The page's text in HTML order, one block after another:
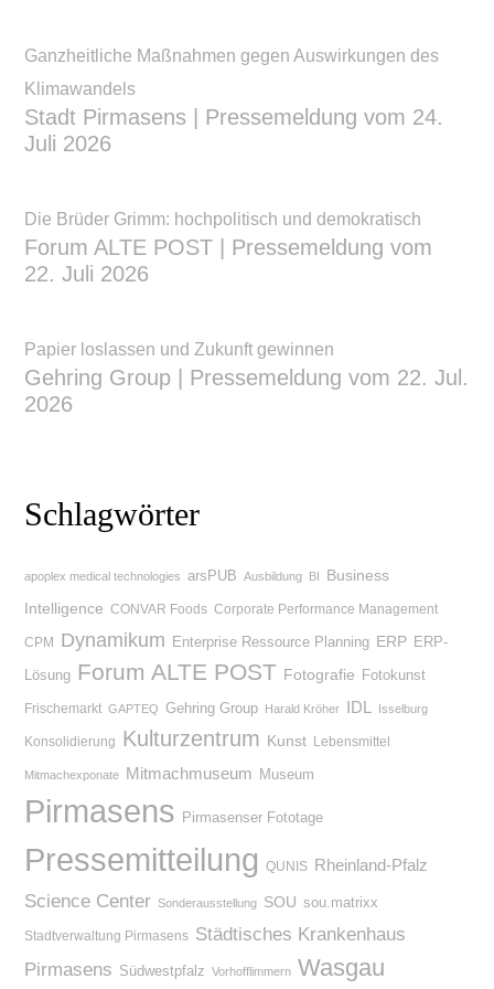
Ganzheitliche Maßnahmen gegen Auswirkungen des
Klimawandels
Stadt Pirmasens | Pressemeldung vom 24.
Juli 2026
Die Brüder Grimm: hochpolitisch und demokratisch
Forum ALTE POST | Pressemeldung vom
22. Juli 2026
Papier loslassen und Zukunft gewinnen
Gehring Group | Pressemeldung vom 22. Jul.
2026
Schlagwörter
apoplex medical technologies arsPUB Ausbildung BI
Business
Intelligence CONVAR Foods Corporate Performance Management
CPM Dynamikum Enterprise Ressource Planning ERP ERP-
Lösung Forum ALTE POST Fotografie Fotokunst
Frischemarkt GAPTEQ Gehring Group Harald Kröher IDL Isselburg
Konsolidierung Kulturzentrum Kunst Lebensmittel
Mitmachexponate Mitmachmuseum Museum
Pirmasens Pirmasenser Fototage
Pressemitteilung QUNIS Rheinland-Pfalz
Science Center Sonderausstellung SOU sou.matrixx
Stadtverwaltung Pirmasens Städtisches Krankenhaus
Pirmasens Südwestpfalz Vorhofflimmern Wasgau